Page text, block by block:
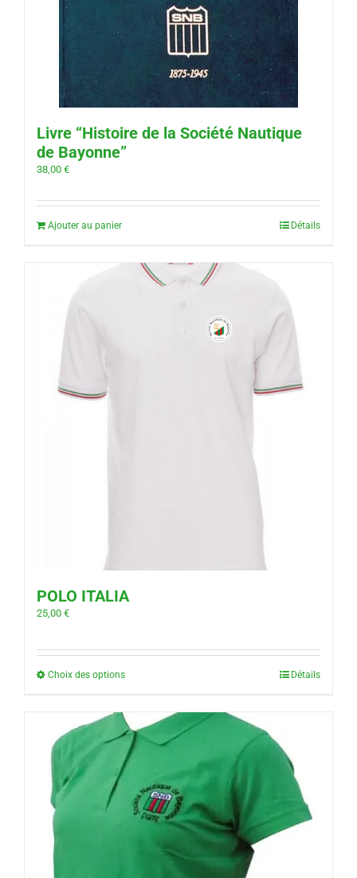
Livre “Histoire de la Société Nautique
de Bayonne”
38,00 €
Ajouter au panier Détails
POLO ITALIA
25,00 €
Choix des options Détails